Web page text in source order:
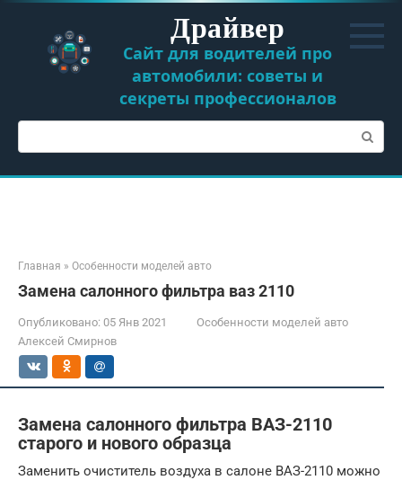
Перейти
контенту
Драйвер
Сайт для водителей про
автомобили: советы и
секреты профессионалов
Поиск:
Главная » Особенности моделей авто
Замена салонного фильтра ваз 2110
Опубликовано: 05 Янв 2021
Особенности моделей авто
Алексей Смирнов
Замена салонного фильтра ВАЗ-2110
старого и нового образца
Заменить очиститель воздуха в салоне ВАЗ-2110 можно